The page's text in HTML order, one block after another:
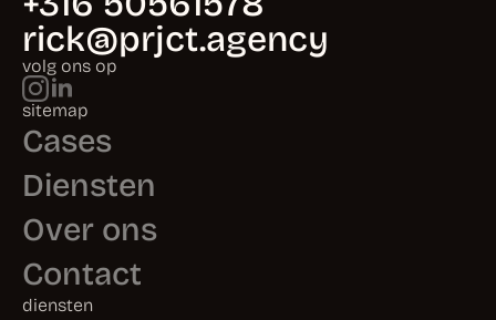
volg ons op
sitemap
Cases
Diensten
Over ons
Contact
diensten
Website